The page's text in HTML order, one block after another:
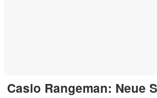
Casio Rangeman: Neue